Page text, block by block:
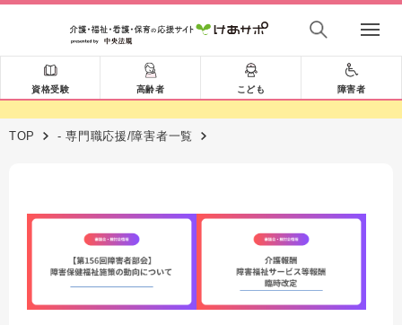
資格受験 高齢者 こども 障害者
TOP - 専門職応援/障害者一覧